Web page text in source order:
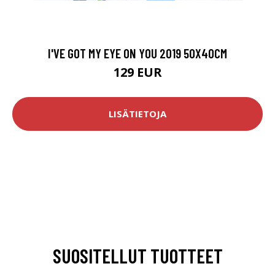
I'VE GOT MY EYE ON YOU 2019 50X40CM
129 EUR
LISÄTIETOJA
SUOSITELLUT TUOTTEET